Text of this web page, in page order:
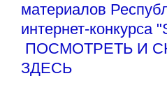
материалов
интернет-конкурса
ПОСМОТРЕТЬ И
ЗДЕСЬ